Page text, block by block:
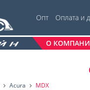
Опт Оплата и
О
Acura MDX